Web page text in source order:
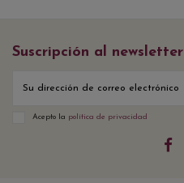
Suscripción al newsletter
Acepto la política de privacidad